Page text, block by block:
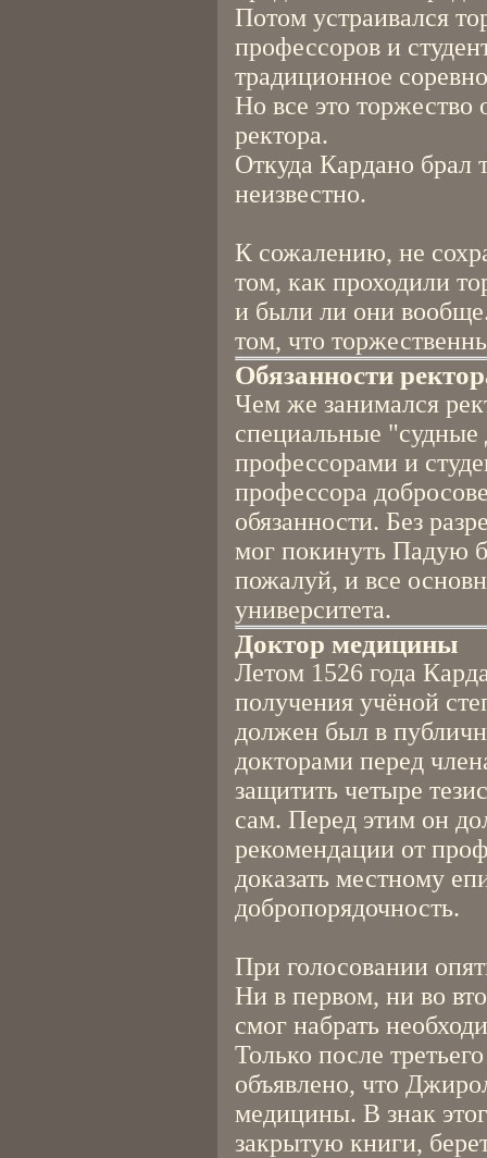
Потом устраивался
профессоров и
традиционное
Но все это торжество
ректора.
Откуда Кардано брал
неизвестно.
К сожалению, не
том, как проходили
и были ли они
том, что
Обязанности
Чем же занимался
специальные
профессорами и
профессора
обязанности. Без
мог покинуть Падую
пожалуй, и все
университета.
Доктор медицины
Летом 1526 года
получения учёной
должен был в
докторами перед
защитить четыре
сам. Перед этим он
рекомендации от
доказать местному
добропорядочность.
При голосовании
Ни в первом, ни во
смог набрать
Только после
объявлено, что
медицины. В знак
закрытую книги,